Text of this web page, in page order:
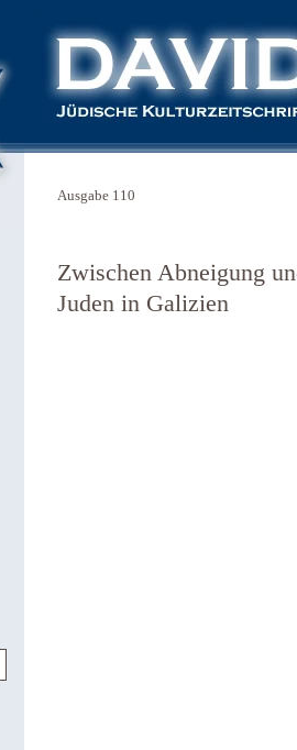
Ausgabe 110
Zwischen Abneigung
Juden in Galizien